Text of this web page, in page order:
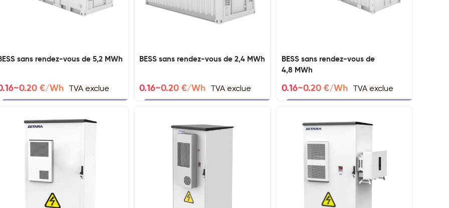
sans rendez-vous de 5,2 MWh
€/Wh TVA exclue
BESS sans rendez-vous de 2,4 MWh
0.16~0.20 €/Wh TVA exclue
BESS sans rendez-vous de
4,8 MWh
0.16~0.20 €/Wh TVA exclue